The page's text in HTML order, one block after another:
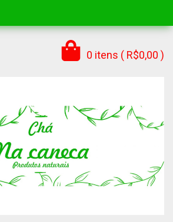
0 itens ( R$0,00 )